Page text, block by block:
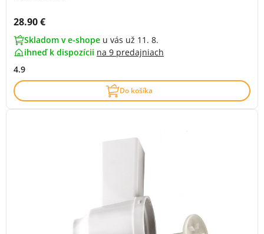
Cena s DPH:
28.90 €
Skladom v e-shope u vás už 11. 8.
ihneď k dispozícii na 9 predajniach
4.9
Do košíka